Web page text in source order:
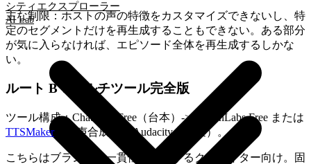
シティエクスプローラー
AI Lab
主な制限：ホストの声の特徴をカスタマイズできないし、特
定のセグメントだけを再生成することもできない。ある部分
が気に入らなければ、エピソード全体を再生成するしかな
い。
ルート B：マルチツール完全版
ツール構成：ChatGPT Free（台本）-> ElevenLabs Free または
TTSMaker（音声合成）-> Audacity（編集）。
こちらはブランドの一貫性を重視するクリエイター向け。固